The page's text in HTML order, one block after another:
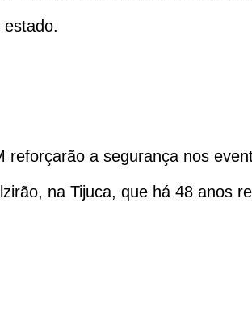
reforçarão a segurança nos
na Tijuca, que há 48 anos